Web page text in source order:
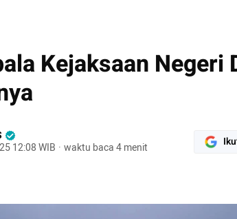
Kejaksaan Negeri
12:08 WIB · waktu baca 4 menit